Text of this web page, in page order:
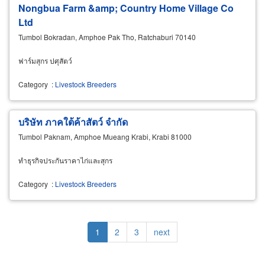
Nongbua Farm &amp; Country Home Village Co
Ltd
Tumbol Bokradan, Amphoe Pak Tho, Ratchaburi 70140
ฟาร์มสุกร ปศุสัตว์
Category : Livestock Breeders
บริษัท ภาคใต้ค้าสัตว์ จำกัด
Tumbol Paknam, Amphoe Mueang Krabi, Krabi 81000
ทำธุรกิจประกันราคาไก่และสุกร
Category : Livestock Breeders
Current
page
1 Page
2 Page
3
Next
page
next